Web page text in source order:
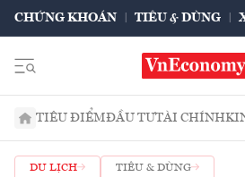
CHỨNG KHOÁN TIÊU & DÙNG
TIÊU ĐIỂMĐẦU TƯTÀI CHÍNH
DU LỊCH TIÊU & DÙNG